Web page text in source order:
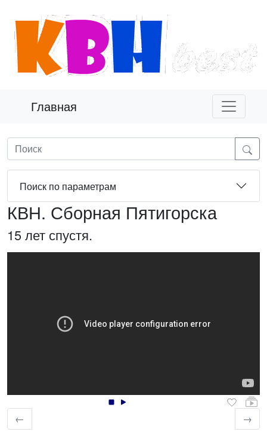
Главная
Поиск по параметрам
КВН. Сборная Пятигорска
15 лет спустя.
←
→